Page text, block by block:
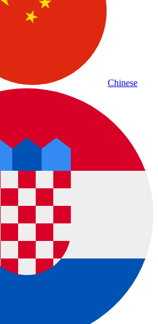
Chinese